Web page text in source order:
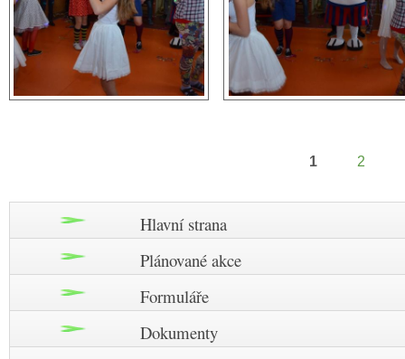
1 2
Hlavní strana
Plánované akce
Formuláře
Dokumenty